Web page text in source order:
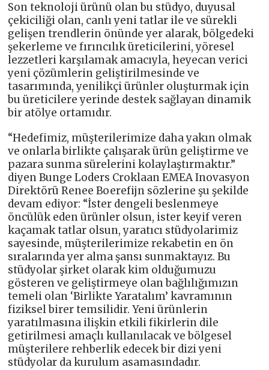
Son teknoloji ürünü olan bu stüdyo, duyusal
çekiciliği olan, canlı yeni tatlar ile ve sürekli
gelişen trendlerin önünde yer alarak, bölgedeki
şekerleme ve fırıncılık üreticilerini, yöresel
lezzetleri karşılamak amacıyla, heyecan verici
yeni çözümlerin geliştirilmesinde ve
tasarımında, yenilikçi ürünler oluşturmak için
bu üreticilere yerinde destek sağlayan dinamik
bir atölye ortamıdır.
“Hedefimiz, müşterilerimize daha yakın olmak
ve onlarla birlikte çalışarak ürün geliştirme ve
pazara sunma sürelerini kolaylaştırmaktır.”
diyen Bunge Loders Croklaan EMEA Inovasyon
Direktörü Renee Boerefijn sözlerine şu şekilde
devam ediyor: “İster dengeli beslenmeye
öncülük eden ürünler olsun, ister keyif veren
kaçamak tatlar olsun, yaratıcı stüdyolarimiz
sayesinde, müşterilerimize rekabetin en ön
sıralarında yer alma şansı sunmaktayız. Bu
stüdyolar şirket olarak kim olduğumuzu
gösteren ve geliştirmeye olan bağlılığımızın
temeli olan ‘Birlikte Yaratalım’ kavramının
fiziksel birer temsilidir. Yeni ürünlerin
yaratılmasına ilişkin etkili fikirlerin dile
getirilmesi amaçlı kullanılacak ve bölgesel
müşterilere rehberlik edecek bir dizi yeni
stüdyolar da kurulum asamasındadır.